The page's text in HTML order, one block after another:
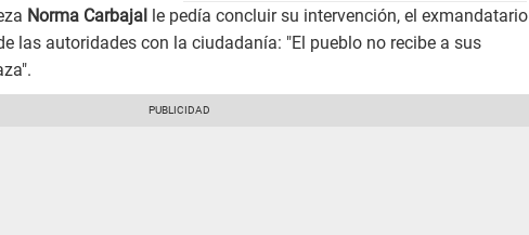
Norma Carbajal
le pedía concluir su intervención, el exmandatario
las autoridades con la ciudadanía: "El pueblo no recibe a sus